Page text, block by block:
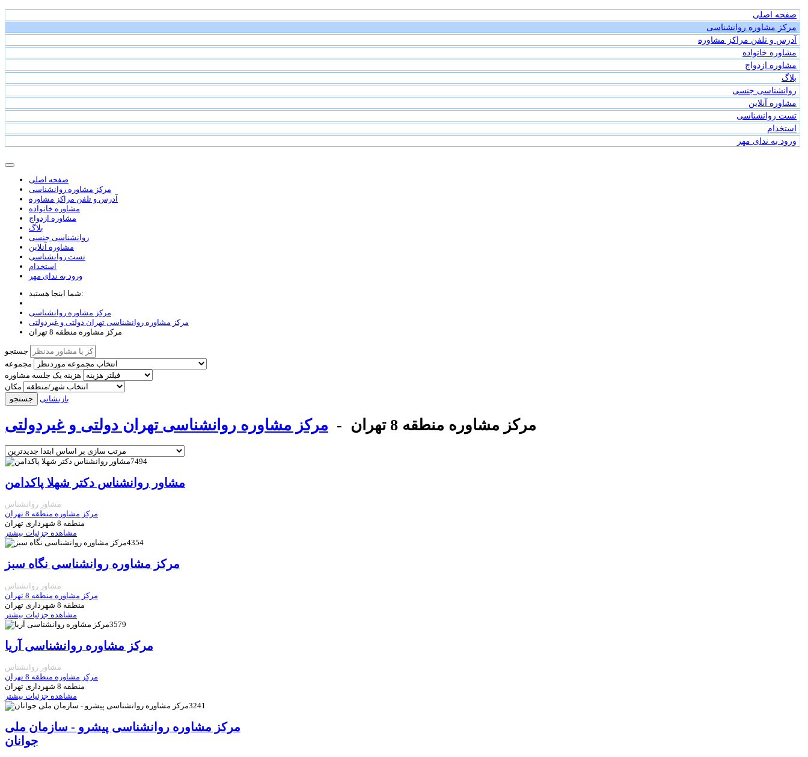
صفحه اصلی
مرکز مشاوره روانشناسی
آدرس و تلفن مراکز مشاوره
مشاوره خانواده
مشاوره ازدواج
بلاگ
روانشناسی جنسی
مشاوره آنلاین
تست روانشناسی
استخدام
ورود به ندای مهر
صفحه اصلی
مرکز مشاوره روانشناسی
آدرس و تلفن مراکز مشاوره
مشاوره خانواده
مشاوره ازدواج
بلاگ
روانشناسی جنسی
مشاوره آنلاین
تست روانشناسی
استخدام
ورود به ندای مهر
شما اینجا هستید:
مرکز مشاوره روانشناسی
مرکز مشاوره روانشناسی تهران دولتی و غیردولتی
مرکز مشاوره منطقه 8 تهران
جستجو
مجموعه
هزینه یک جلسه مشاوره
مکان
جستجو
بازنشانی
مرکز مشاوره منطقه 8 تهران - مرکز مشاوره روانشناسی تهران دولتی و غیردولتی
7494
مشاور روانشناس دکتر شهلا پاکدامن
مشاور روانشناس
مرکز مشاوره منطقه 8 تهران
منطقه 8 شهرداری تهران
مشاهده جزئیات بیشتر
4354
مرکز مشاوره روانشناسی نگاه سبز
مشاور روانشناس
مرکز مشاوره منطقه 8 تهران
منطقه 8 شهرداری تهران
مشاهده جزئیات بیشتر
3579
مرکز مشاوره روانشناسی آريا
مشاور روانشناس
مرکز مشاوره منطقه 8 تهران
منطقه 8 شهرداری تهران
مشاهده جزئیات بیشتر
3241
مرکز مشاوره روانشناسی پیشرو - سازمان ملی
جوانان